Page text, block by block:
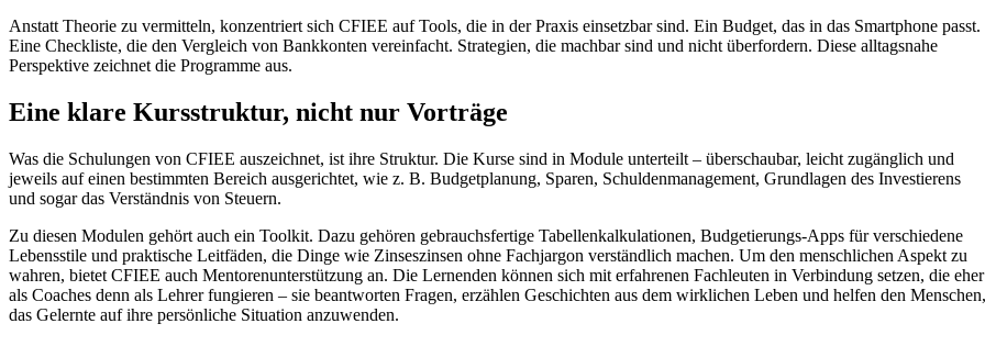
Anstatt Theorie zu vermitteln, konzentriert sich CFIEE auf Tools, die in der Praxis einsetzbar sind. Ein Budget, das in das Smartphone passt.
Eine Checkliste, die den Vergleich von Bankkonten vereinfacht. Strategien, die machbar sind und nicht überfordern. Diese alltagsnahe
Perspektive zeichnet die Programme aus.
Eine klare Kursstruktur, nicht nur Vorträge
Was die Schulungen von CFIEE auszeichnet, ist ihre Struktur. Die Kurse sind in Module unterteilt – überschaubar, leicht zugänglich und
jeweils auf einen bestimmten Bereich ausgerichtet, wie z. B. Budgetplanung, Sparen, Schuldenmanagement, Grundlagen des Investierens
und sogar das Verständnis von Steuern.
Zu diesen Modulen gehört auch ein Toolkit. Dazu gehören gebrauchsfertige Tabellenkalkulationen, Budgetierungs-Apps für verschiedene
Lebensstile und praktische Leitfäden, die Dinge wie Zinseszinsen ohne Fachjargon verständlich machen. Um den menschlichen Aspekt zu
wahren, bietet CFIEE auch Mentorenunterstützung an. Die Lernenden können sich mit erfahrenen Fachleuten in Verbindung setzen, die eher
als Coaches denn als Lehrer fungieren – sie beantworten Fragen, erzählen Geschichten aus dem wirklichen Leben und helfen den Menschen,
das Gelernte auf ihre persönliche Situation anzuwenden.